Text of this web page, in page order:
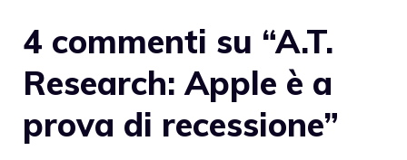
4 commenti su “A.T.
Research: Apple è a
prova di recessione”